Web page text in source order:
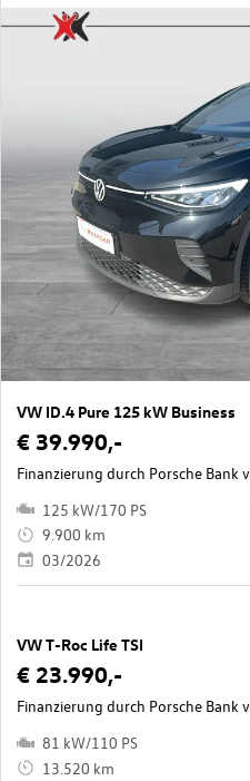
VW ID.4 Pure 125 kW Business
€ 39.990,-
Finanzierung durch Porsche Bank
125 kW/170 PS
9.900 km
03/2026
VW T-Roc Life TSI
€ 23.990,-
Finanzierung durch Porsche Bank
81 kW/110 PS
13.520 km